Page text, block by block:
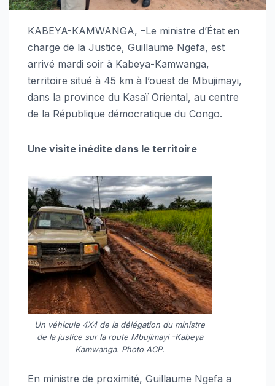
KABEYA-KAMWANGA, –Le ministre d’État en
charge de la Justice, Guillaume Ngefa, est
arrivé mardi soir à Kabeya-Kamwanga,
territoire situé à 45 km à l’ouest de Mbujimayi,
dans la province du Kasaï Oriental, au centre
de la République démocratique du Congo.
Une visite inédite dans le territoire
Un véhicule 4X4 de la délégation du ministre
de la justice sur la route Mbujimayi -Kabeya
Kamwanga. Photo ACP.
En ministre de proximité, Guillaume Ngefa a